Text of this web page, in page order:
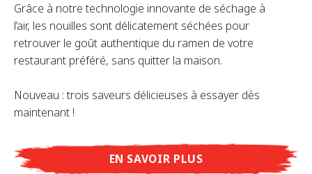
Grâce à notre technologie innovante de séchage à
l’air, les nouilles sont délicatement séchées pour
retrouver le goût authentique du ramen de votre
restaurant préféré, sans quitter la maison.
Nouveau : trois saveurs délicieuses à essayer dès
maintenant !
EN SAVOIR PLUS